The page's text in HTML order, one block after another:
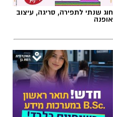
חוג שנתי לתפירה, סריגה, עיצוב
אופנה